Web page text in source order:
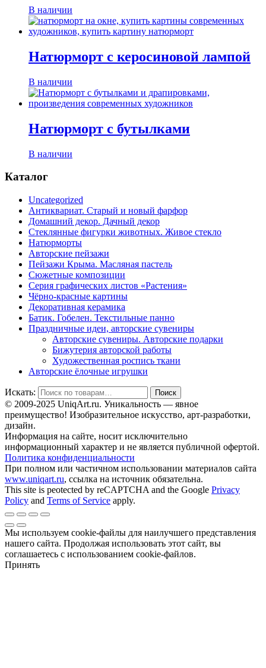
В наличии
Натюрморт с керосиновой лампой
В наличии
Натюрморт с бутылками
В наличии
Каталог
Uncategorized
Антиквариат. Старый и новый фарфор
Домашний декор. Дачный декор
Стеклянные фигурки животных. Живое стекло
Натюрморты
Авторские пейзажи
Пейзажи Крыма. Масляная пастель
Сюжетные композиции
Серия графических листов «Растения»
Чёрно-красные картины
Декоративная керамика
Батик. Гобелен. Текстильные панно
Праздничные идеи, авторские сувениры
Авторские сувениры. Авторские подарки
Бижутерия авторской работы
Художественная роспись ткани
Авторские ёлочные игрушки
Искать: Поиск
© 2009-2025 UniqАrt.ru. Уникальность — явное
преимущество! Изобразительное искусство, арт-разработки,
дизайн.
Информация на сайте, носит исключительно
информационный характер и не является публичной офертой.
Политика конфиденциальности
При полном или частичном использовании материалов сайта
www.uniqart.ru, ссылка на источник обязательна.
This site is peotected by reCAPTCHA and the Google Privacy
Policy and Terms of Service apply.
Мы используем cookie-файлы для наилучшего представления
нашего сайта. Продолжая использовать этот сайт, вы
соглашаетесь с использованием cookie-файлов.
Принять